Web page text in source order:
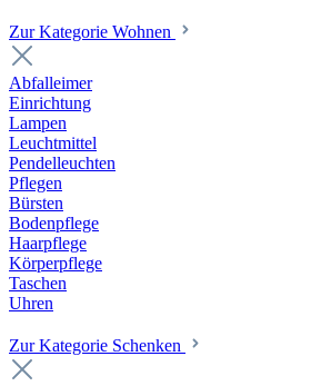
Zur Kategorie Wohnen
Abfalleimer
Einrichtung
Lampen
Leuchtmittel
Pendelleuchten
Pflegen
Bürsten
Bodenpflege
Haarpflege
Körperpflege
Taschen
Uhren
Zur Kategorie Schenken